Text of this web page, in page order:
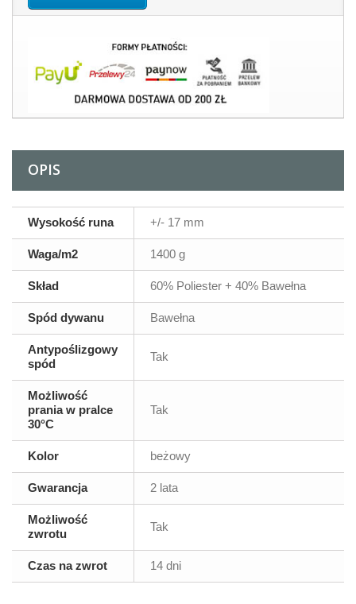
OPIS
Wysokość runa +/- 17 mm
Waga/m2 1400 g
Skład 60% Poliester + 40% Bawełna
Spód dywanu Bawełna
Antypoślizgowy
spód
Tak
Możliwość
prania w pralce
30°C
Tak
Kolor beżowy
Gwarancja 2 lata
Możliwość
zwrotu
Tak
Czas na zwrot 14 dni